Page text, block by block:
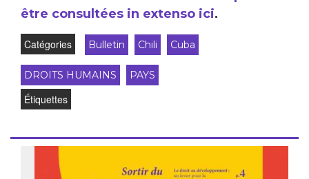
être consultées in extenso ici.
Catégories Bulletin Chili Cuba
DROITS HUMAINS PAYS
Étiquettes